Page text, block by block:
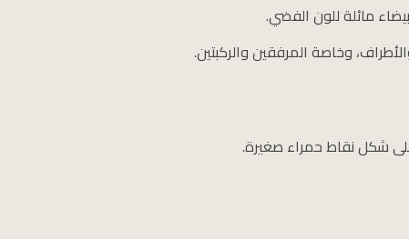
مائلة للون الفضي.
وخاصة المرفقين والركبتين.
شكل نقاط حمراء صغيرة.